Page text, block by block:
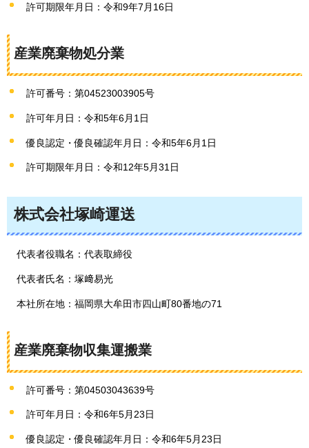
許可期限年月日：令和9年7月16日
産業廃棄物処分業
許可番号：第04523003905号
許可年月日：令和5年6月1日
優良認定・優良確認年月日：令和5年6月1日
許可期限年月日：令和12年5月31日
株式会社塚崎運送
代表者役職名：代表取締役
代表者氏名：塚﨑易光
本社所在地：福岡県大牟田市四山町80番地の71
産業廃棄物収集運搬業
許可番号：第04503043639号
許可年月日：令和6年5月23日
優良認定・優良確認年月日：令和6年5月23日